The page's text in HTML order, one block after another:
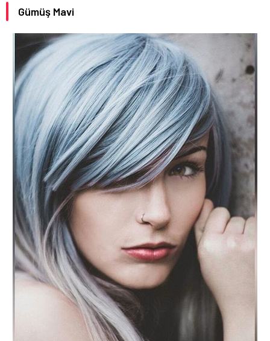
Gümüş Mavi